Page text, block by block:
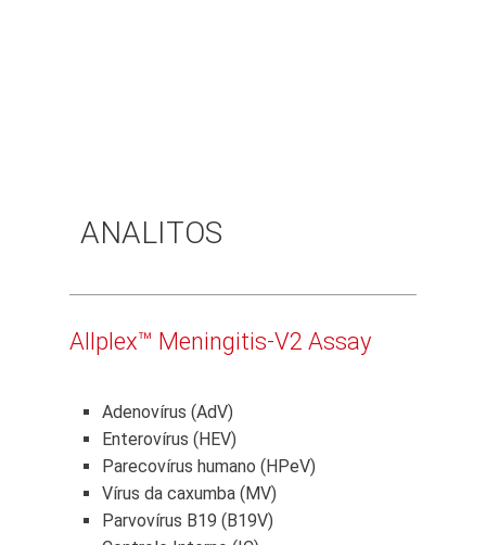
ANALITOS
Allplex™ Meningitis-V2 Assay
Adenovírus (AdV)
Enterovírus (HEV)
Parecovírus humano (HPeV)
Vírus da caxumba (MV)
Parvovírus B19 (B19V)